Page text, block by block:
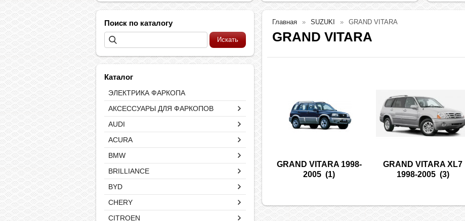
Поиск по каталогу
Каталог
ЭЛЕКТРИКА ФАРКОПА
АКСЕССУАРЫ ДЛЯ ФАРКОПОВ
AUDI
ACURA
BMW
BRILLIANCE
BYD
CHERY
CITROEN
Главная SUZUKI GRAND VITARA
GRAND VITARA
GRAND VITARA 1998-
2005 (1)
GRAND VITARA XL7
1998-2005(3)